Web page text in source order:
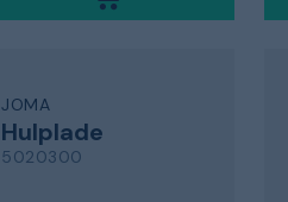
JOMA
Hulplade
5020300